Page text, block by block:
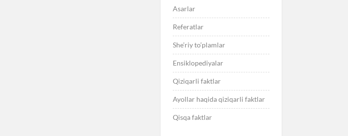
Asarlar
Referatlar
She’riy to’plamlar
Ensiklopediyalar
Qiziqarli faktlar
Ayollar haqida qiziqarli faktlar
Qisqa faktlar